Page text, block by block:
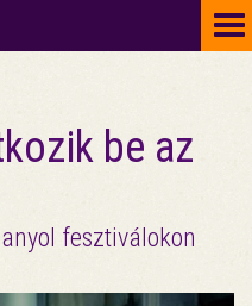
be az
fesztiválokon